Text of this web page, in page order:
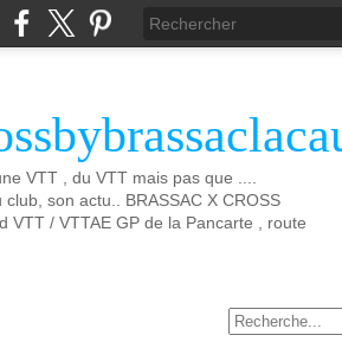
VTT , du VTT mais pas que ....
son actu.. BRASSAC X CROSS
VTT / VTTAE GP de la Pancarte , route